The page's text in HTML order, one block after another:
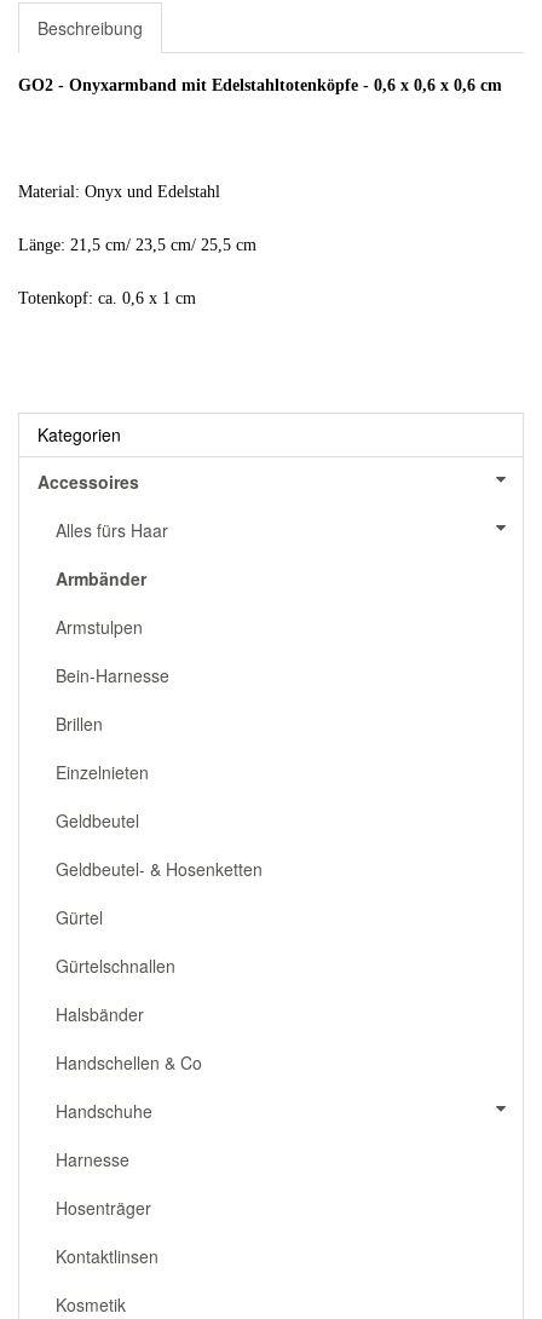
Beschreibung
GO2 - Onyxarmband mit Edelstahltotenköpfe - 0,6 x 0,6 x 0,6 cm
Material: Onyx und Edelstahl
Länge: 21,5 cm/ 23,5 cm/ 25,5 cm
Totenkopf: ca. 0,6 x 1 cm
Kategorien
Accessoires
Alles fürs Haar
Armbänder
Armstulpen
Bein-Harnesse
Brillen
Einzelnieten
Geldbeutel
Geldbeutel- & Hosenketten
Gürtel
Gürtelschnallen
Halsbänder
Handschellen & Co
Handschuhe
Harnesse
Hosenträger
Kontaktlinsen
Kosmetik